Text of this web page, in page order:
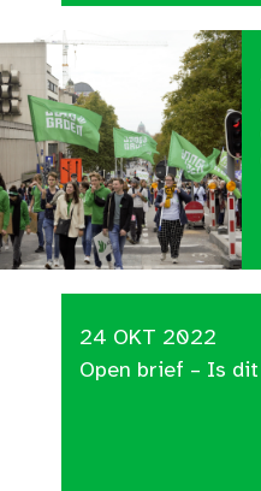
24 OKT 2022
Open brief – Is